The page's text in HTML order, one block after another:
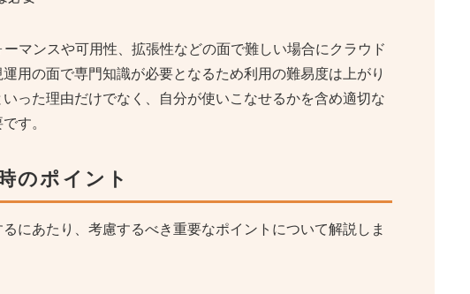
マンスや可用性、拡張性などの面で難しい場合にクラウド
用の面で専門知識が必要となるため利用の難易度は上がり
った理由だけでなく、自分が使いこなせるかを含め適切な
す。
のポイント
にあたり、考慮するべき重要なポイントについて解説しま